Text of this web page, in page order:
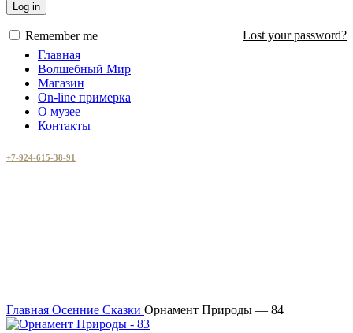
Log in
Lost your password?
Remember me
Главная
Волшебный Мир
Магазин
On-line примерка
О музее
Контакты
+7-924-615-38-91
Главная Осенние Сказки Орнамент Природы — 84